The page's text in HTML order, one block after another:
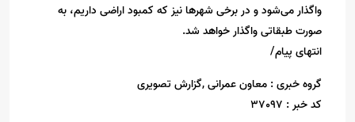
واگذار می‌شود و در برخی شهرها نیز که کمبود اراضی داریم، به
صورت طبقاتی واگذار خواهد شد.
انتهای پیام/
گروه خبری : معاون عمرانی ,گزارش تصویری
کد خبر : 37097